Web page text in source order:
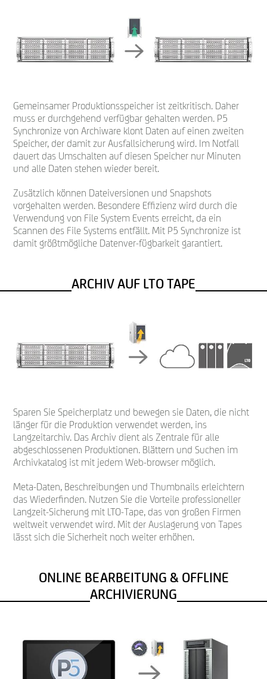
Gemeinsamer Produktionsspeicher ist zeitkritisch. Daher
muss er durchgehend verfügbar gehalten werden. P5
Synchronize von Archiware klont Daten auf einen zweiten
Speicher, der damit zur Ausfallsicherung wird. Im Notfall
dauert das Umschalten auf diesen Speicher nur Minuten
und alle Daten stehen wieder bereit.
Zusätzlich können Dateiversionen und Snapshots
vorgehalten werden. Besondere Effizienz wird durch die
Verwendung von File System Events erreicht, da ein
Scannen des File Systems entfällt. Mit P5 Synchronize ist
damit größtmögliche Datenver-fügbarkeit garantiert.
ARCHIV AUF LTO TAPE
Sparen Sie Speicherplatz und bewegen sie Daten, die nicht
länger für die Produktion verwendet werden, ins
Langzeitarchiv. Das Archiv dient als Zentrale für alle
abgeschlossenen Produktionen. Blättern und Suchen im
Archivkatalog ist mit jedem Web-browser möglich.
Meta-Daten, Beschreibungen und Thumbnails erleichtern
das Wiederﬁnden. Nutzen Sie die Vorteile professioneller
Langzeit-Sicherung mit LTO-Tape, das von großen Firmen
weltweit verwendet wird. Mit der Auslagerung von Tapes
lässt sich die Sicherheit noch weiter erhöhen.
ONLINE BEARBEITUNG & OFFLINE
ARCHIVIERUNG